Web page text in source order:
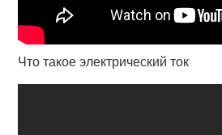
Что такое электрический ток